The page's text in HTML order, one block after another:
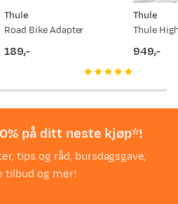
Thule
Road Bike Adapter
189,-
Thule
Thule
949,-
på ditt neste kjøp*!
tips og råd, bursdagsgave,
tilbud og mer!